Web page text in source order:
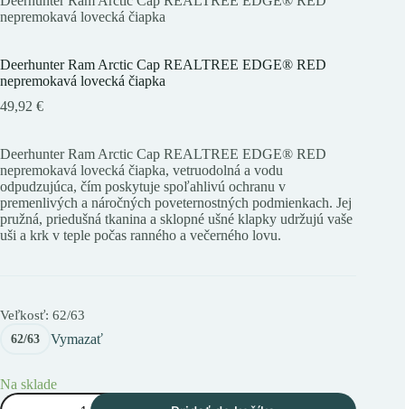
nepremokavá lovecká čiapka
Deerhunter Ram Arctic Cap REALTREE EDGE® RED
nepremokavá lovecká čiapka
49,92 €
Deerhunter Ram Arctic Cap REALTREE EDGE® RED
nepremokavá lovecká čiapka, vetruodolná a vodu
odpudzujúca, čím poskytuje spoľahlivú ochranu v
premenlivých a náročných poveternostných podmienkach. Jej
pružná, priedušná tkanina a sklopné ušné klapky udržujú vaše
uši a krk v teple počas ranného a večerného lovu.
Veľkosť: 62/63
62/63 Vymazať
Na sklade
množstvo